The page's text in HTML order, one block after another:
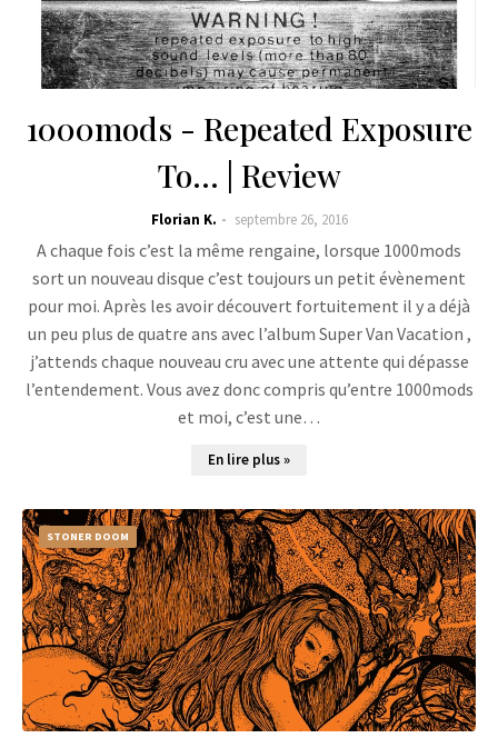
1000mods - Repeated Exposure
To... | Review
Florian K. septembre 26, 2016
A chaque fois c’est la même rengaine, lorsque 1000mods
sort un nouveau disque c’est toujours un petit évènement
pour moi. Après les avoir découvert fortuitement il y a déjà
un peu plus de quatre ans avec l’album Super Van Vacation ,
j’attends chaque nouveau cru avec une attente qui dépasse
l’entendement. Vous avez donc compris qu’entre 1000mods
et moi, c’est une…
En lire plus »
STONER DOOM